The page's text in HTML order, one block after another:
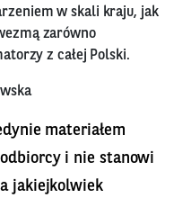
w skali kraju, jak
zarówno
z całej Polski.
materiałem
i nie stanowi
jakiejkolwiek